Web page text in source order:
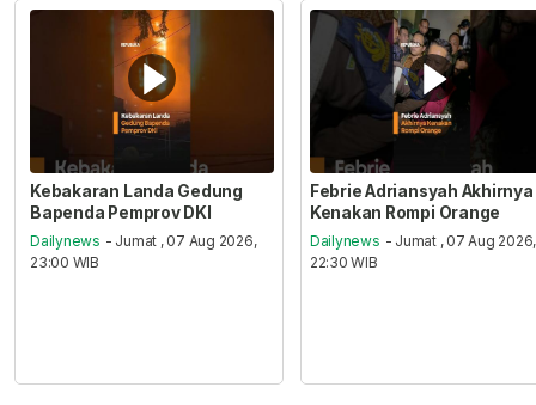
Kebakaran Landa Gedung
Bapenda Pemprov DKI
Dailynews - Jumat , 07 Aug 2026,
23:00 WIB
Febrie Adriansyah Akhirnya
Kenakan Rompi Orange
Dailynews - Jumat , 07 Aug 2026,
22:30 WIB